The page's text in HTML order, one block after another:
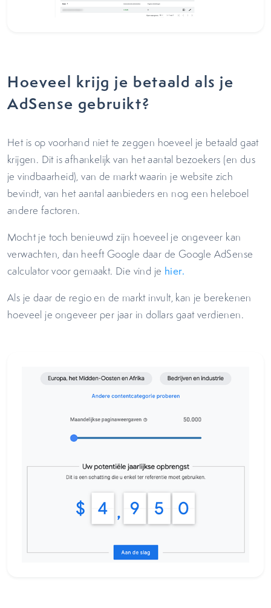
Hoeveel krijg je betaald als je
AdSense gebruikt?
Het is op voorhand niet te zeggen hoeveel je betaald gaat
krijgen. Dit is afhankelijk van het aantal bezoekers (en dus
je vindbaarheid), van de markt waarin je website zich
bevindt, van het aantal aanbieders en nog een heleboel
andere factoren.
Mocht je toch benieuwd zijn hoeveel je ongeveer kan
verwachten, dan heeft Google daar de Google AdSense
calculator voor gemaakt. Die vind je hier.
Als je daar de regio en de markt invult, kan je berekenen
hoeveel je ongeveer per jaar in dollars gaat verdienen.